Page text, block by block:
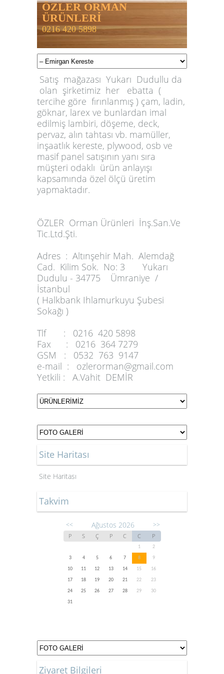
ÖZLER ORMAN
ÜRÜNLERİ
0216 420 5898
Satış mağazası Yukarı Dudullu da
olan şirketimiz her ebatta (
tercihe göre fırınlanmış ) çam, ladin,
göknar, larex ve bunlardan imal
edilmiş lambiri, döşeme, deck,
pervaz, alın tahtası vb. mamüller,
inşaatlık kereste, plywood, osb ve
masif panel satışının yanı sıra
müşteri odaklı ürün anlayışı
kapsamında özel ölçü üretim
yapmaktadır.
ÖZLER Orman Ürünleri İnş.San.Ve
Tic.Ltd.Şti.
Adres : Altınşehir Mah. Alemdağ
Cad. Kilim Sok. No: 3 Yukarı
Dudulu - 34775 Ümraniye /
İstanbul
( Halkbank Ihlamurkuyu Şubesi
Sokağı )
Tlf :
0216 420 5898
Fax :
0216 364 7279
GSM :
0532 763 9147
e-mail :
ozlerorman@gmail.com
Yetkili :
A.Vahit DEMİR
Site Haritası
Site Haritası
Takvim
<< Ağustos 2026 >>
P S Ç P C C P
1
2
3
4 5 6 7 8
9
10
11 12 13 14 15
16
17
18 19 20 21 22
23
24
25 26 27 28 29
30
31
Ziyaret Bilgileri